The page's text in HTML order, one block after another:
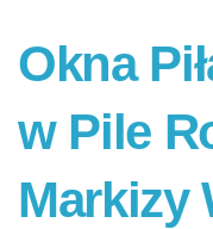
Okna
w Pile
Markizy